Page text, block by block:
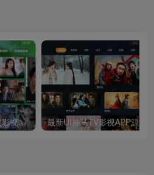
2026最新版绿豆UI9双端影视APP源码